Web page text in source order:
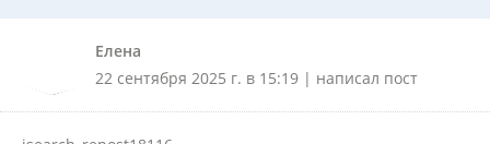
Елена
22 сентября 2025 г. в 15:19 | написал пост